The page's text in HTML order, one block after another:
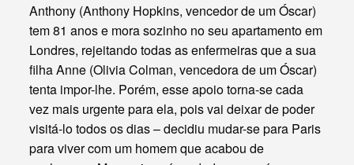
Anthony (Anthony Hopkins, vencedor de um Óscar)
tem 81 anos e mora sozinho no seu apartamento em
Londres, rejeitando todas as enfermeiras que a sua
filha Anne (Olivia Colman, vencedora de um Óscar)
tenta impor-lhe. Porém, esse apoio torna-se cada
vez mais urgente para ela, pois vai deixar de poder
visitá-lo todos os dias – decidiu mudar-se para Paris
para viver com um homem que acabou de